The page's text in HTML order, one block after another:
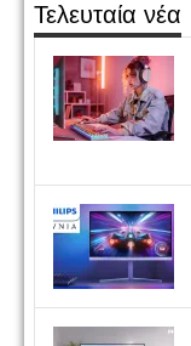
Τελευταία νέα